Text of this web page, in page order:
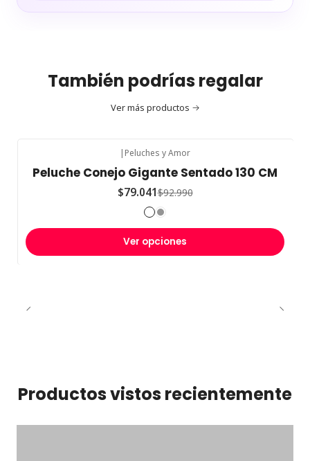
También podrías regalar
Ver más productos
| Peluches y Amor
Peluche Conejo Gigante Sentado 130 CM
$79.041$92.990
Ver opciones
Productos vistos recientemente